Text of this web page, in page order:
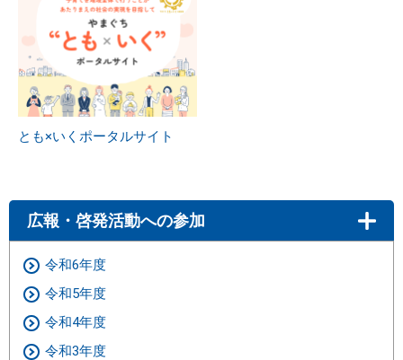
とも×いくポータルサイト
広報・啓発活動への参加
令和6年度
令和5年度
令和4年度
令和3年度